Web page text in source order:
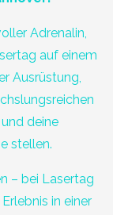
Adrenalin,
auf einem
Ausrüstung,
deine
stellen.
– bei Lasertag
in einer